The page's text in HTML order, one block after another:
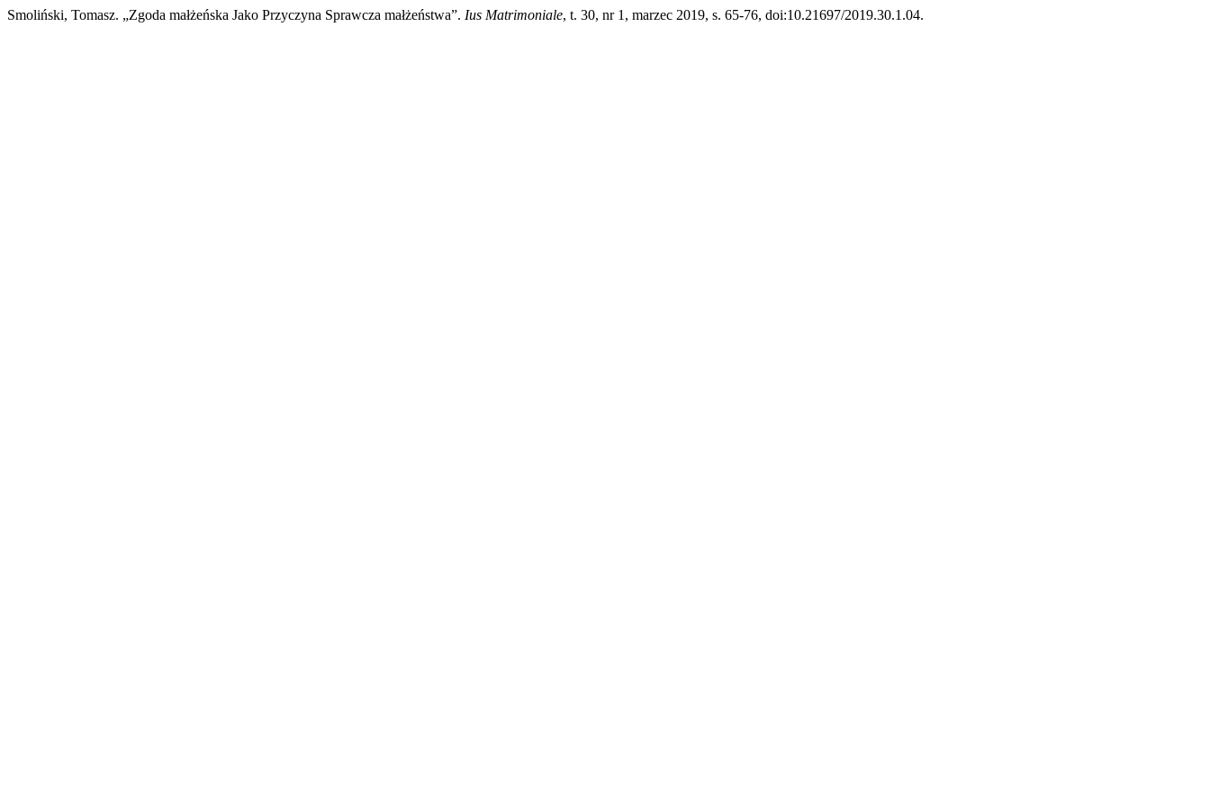
Smoliński, Tomasz. „Zgoda małżeńska Jako Przyczyna Sprawcza małżeństwa”. Ius Matrimoniale, t. 30, nr 1, marzec 2019, s. 65-76, doi:10.21697/2019.30.1.04.